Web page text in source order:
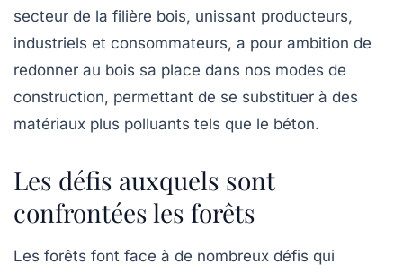
secteur de la filière bois, unissant producteurs,
industriels et consommateurs, a pour ambition de
redonner au bois sa place dans nos modes de
construction, permettant de se substituer à des
matériaux plus polluants tels que le béton.
Les défis auxquels sont
confrontées les forêts
Les forêts font face à de nombreux défis qui